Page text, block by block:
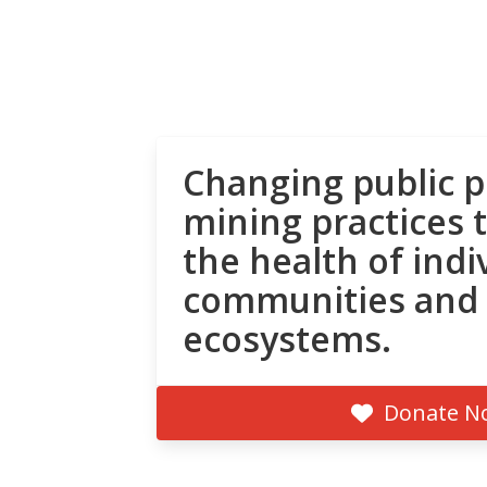
Changing public
mining practices
the health of
communities and
ecosystems.
Donate